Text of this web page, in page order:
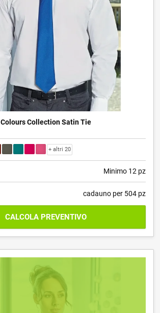
Colours Collection Satin Tie
+ altri 20
Minimo 12 pz
cadauno per 504 pz
CALCOLA PREVENTIVO